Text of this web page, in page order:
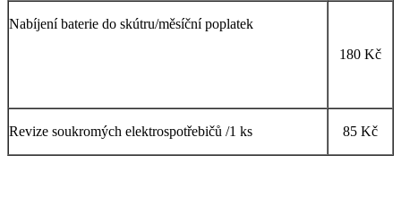
Nabíjení baterie do skútru/měsíční poplatek
180 Kč
Revize soukromých elektrospotřebičů /1 ks 85 Kč